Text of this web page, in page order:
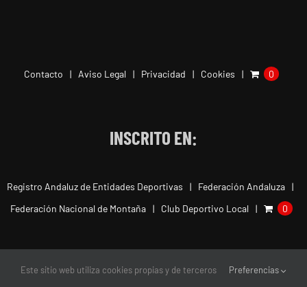
Contacto Aviso Legal Privacidad Cookies 0
INSCRITO EN:
Registro Andaluz de Entidades Deportivas
Federación Andaluza
Federación Nacional de Montaña
Club Deportivo Local 0
Este sitio web utiliza cookies propias y de terceros
Preferencias